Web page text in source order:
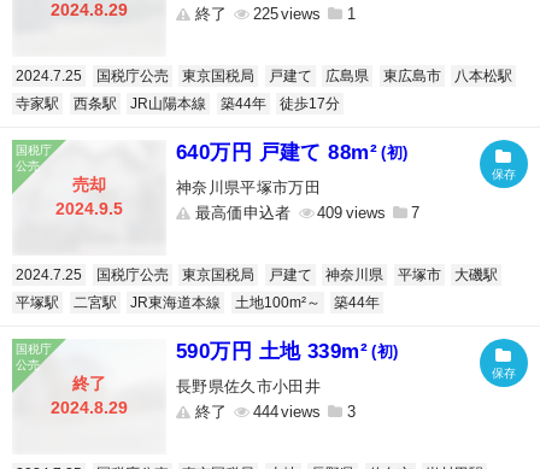
2024.8.29
終了
225 1
2024.7.25 国税庁公売 東京国税局 戸建て 広島県 東広島市
八本松駅
寺家駅
西条駅 JR山陽本線 築44年 徒歩17分
売却
2024.9.5
640万円 戸建て 88m² (初)
神奈川県平塚市万田
最高価申込者
409 7
2024.7.25 国税庁公売 東京国税局 戸建て 神奈川県 平塚市
大磯駅
平塚駅
二宮駅 JR東海道本線 土地100m²～ 築44年
終了
2024.8.29
590万円 土地 339m² (初)
長野県佐久市小田井
終了
444 3